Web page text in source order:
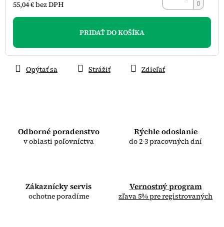
55,04 € bez DPH
Jednotková
PRIDAŤ DO KOŠÍKA
Odborné poradenstvo
v oblasti poľovníctva
Rýchle odoslanie
do 2-3 pracovných dní
Zákaznícky servis
ochotne poradíme
Vernostný program
zľava 5% pre registrovaných
Opýtať sa Strážiť Zdieľať